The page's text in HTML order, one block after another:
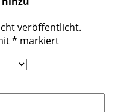
veröffentlicht.
* markiert